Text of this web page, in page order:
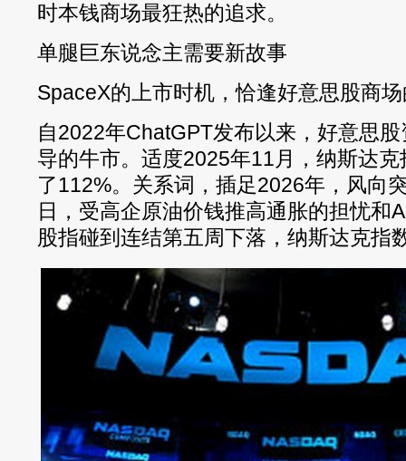
时本钱商场最狂热的追求。
单腿巨东说念主需要新故事
SpaceX的上市时机，恰逢好意思股商
自2022年ChatGPT发布以来，好意思
导的牛市。适度2025年11月，纳斯达
了112%。关系词，插足2026年，风向
日，受高企原油价钱推高通胀的担忧和
股指碰到连结第五周下落，纳斯达克指